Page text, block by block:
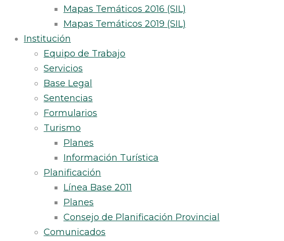
Mapas Temáticos 2016 (SIL)
Mapas Temáticos 2019 (SIL)
Institución
Equipo de Trabajo
Servicios
Base Legal
Sentencias
Formularios
Turismo
Planes
Información Turística
Planificación
Línea Base 2011
Planes
Consejo de Planificación Provincial
Comunicados